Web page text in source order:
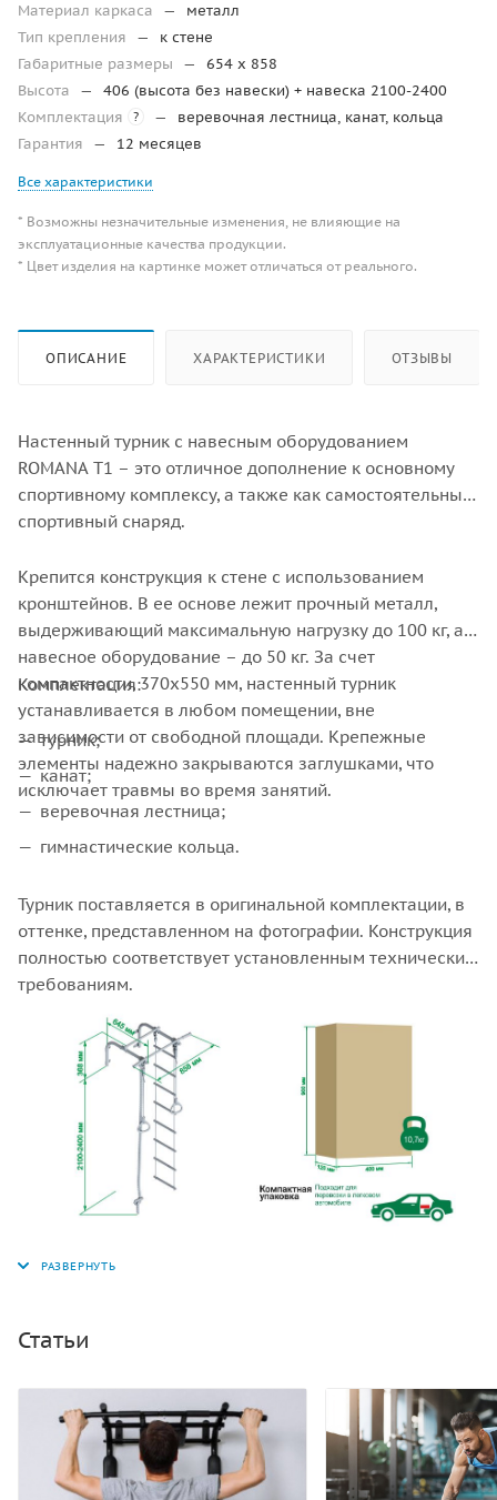
Материал каркаса —
металл
Тип крепления
—
к стене
Габаритные размеры
—
654 x 858
Высота
—
406 (высота без навески) + навеска 2100-2400
Комплектация
? —
веревочная лестница, канат, кольца
Гарантия
— 12 месяцев
Все характеристики
* Возможны незначительные изменения, не влияющие на
эксплуатационные качества продукции.
* Цвет изделия на картинке может отличаться от реального.
ОПИСАНИЕ ХАРАКТЕРИСТИКИ ОТЗЫВЫ
Настенный турник с навесным оборудованием
ROMANA T1 – это отличное дополнение к основному
спортивному комплексу, а также как самостоятельный
спортивный снаряд.
Крепится конструкция к стене с использованием
кронштейнов. В ее основе лежит прочный металл,
выдерживающий максимальную нагрузку до 100 кг, а
навесное оборудование – до 50 кг. За счет
компактности, 370х550 мм, настенный турник
устанавливается в любом помещении, вне
зависимости от свободной площади. Крепежные
элементы надежно закрываются заглушками, что
исключает травмы во время занятий.
Комплектация:
турник;
канат;
веревочная лестница;
гимнастические кольца.
Турник поставляется в оригинальной комплектации, в
оттенке, представленном на фотографии. Конструкция
полностью соответствует установленным техническим
требованиям.
Статьи